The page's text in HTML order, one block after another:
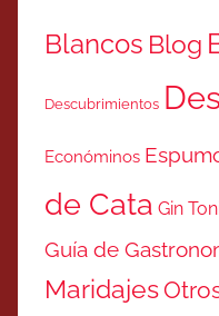
Blancos Blog
Descubrimientos
Económinos
de Cata Gin
Guía de
Maridajes